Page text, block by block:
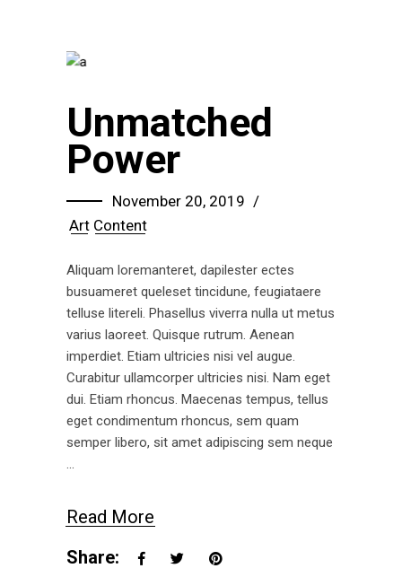
Unmatched
Power
November 20, 2019
Art Content
Aliquam loremanteret, dapilester ectes
busuameret queleset tincidune, feugiataere
telluse litereli. Phasellus viverra nulla ut metus
varius laoreet. Quisque rutrum. Aenean
imperdiet. Etiam ultricies nisi vel augue.
Curabitur ullamcorper ultricies nisi. Nam eget
dui. Etiam rhoncus. Maecenas tempus, tellus
eget condimentum rhoncus, sem quam
semper libero, sit amet adipiscing sem neque
Read More
Share: